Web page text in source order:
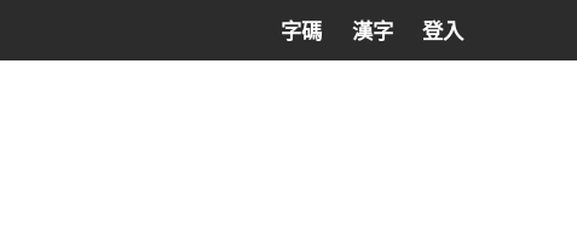
字碼 漢字 登入